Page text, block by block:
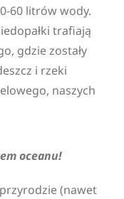
60 litrów wody.
trafiają
gdzie zostały
i rzeki
naszych
oceanu!
(nawet